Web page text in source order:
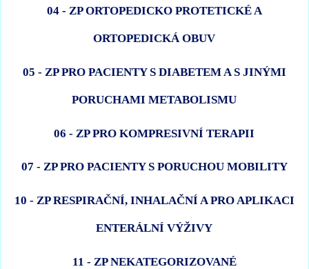
04 - ZP ORTOPEDICKO PROTETICKÉ A
ORTOPEDICKÁ OBUV
05 - ZP PRO PACIENTY S DIABETEM A S JINÝMI
PORUCHAMI METABOLISMU
06 - ZP PRO KOMPRESIVNÍ TERAPII
07 - ZP PRO PACIENTY S PORUCHOU MOBILITY
10 - ZP RESPIRAČNÍ, INHALAČNÍ A PRO APLIKACI
ENTERÁLNÍ VÝŽIVY
11 - ZP NEKATEGORIZOVANÉ